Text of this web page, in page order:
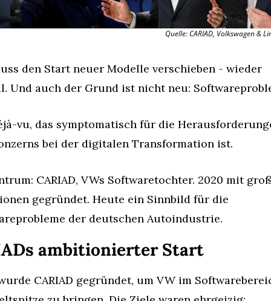
Quelle: CARIAD, Volkswagen &
den Start neuer Modelle verschieben - wieder
Und auch der Grund ist nicht neu:
vu, das symptomatisch für die
bei der digitalen Transformation ist.
CARIAD, VWs Softwaretochter. 2020 mit
gegründet. Heute ein Sinnbild für die
der deutschen Autoindustrie.
ambitionierter Start
CARIAD gegründet, um VW im